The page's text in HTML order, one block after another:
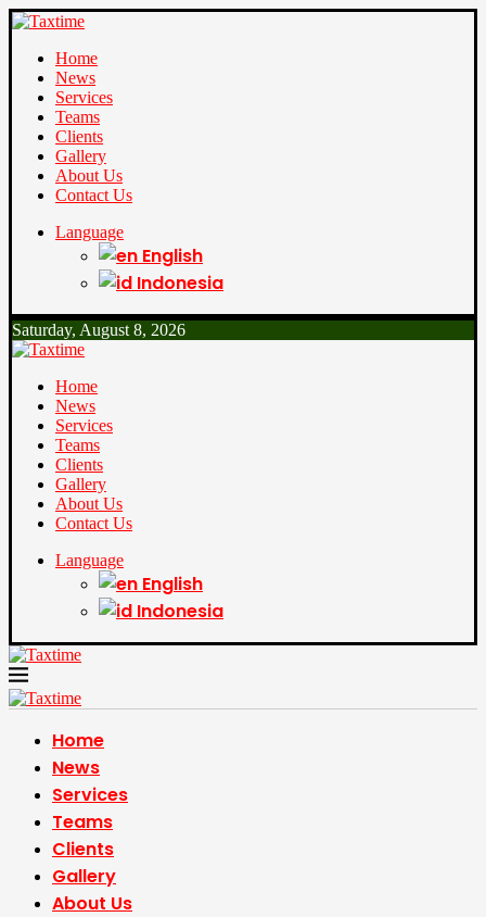
Home
News
Services
Teams
Clients
Gallery
About Us
Contact Us
Language
English
Indonesia
Saturday, August 8, 2026
Home
News
Services
Teams
Clients
Gallery
About Us
Contact Us
Language
English
Indonesia
Home
News
Services
Teams
Clients
Gallery
About Us